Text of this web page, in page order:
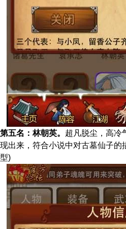
第五名：林朝英。 超凡脱尘，高冷
现出来，符合小说中对古墓仙子的
型)